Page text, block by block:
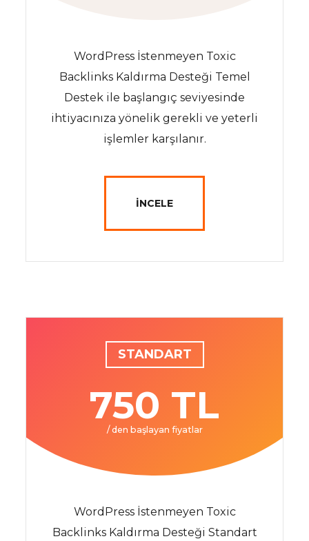
WordPress İstenmeyen Toxic
Backlinks Kaldırma Desteği Temel
Destek ile başlangıç seviyesinde
ihtiyacınıza yönelik gerekli ve yeterli
işlemler karşılanır.
İNCELE
STANDART
750 TL
/ den başlayan fiyatlar
WordPress İstenmeyen Toxic
Backlinks Kaldırma Desteği Standart